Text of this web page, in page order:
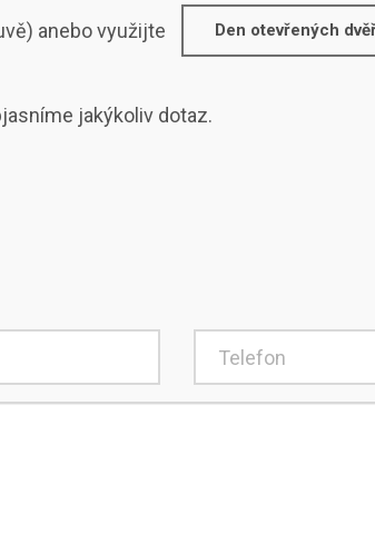
anebo využijte Den otevřených
jakýkoliv dotaz.